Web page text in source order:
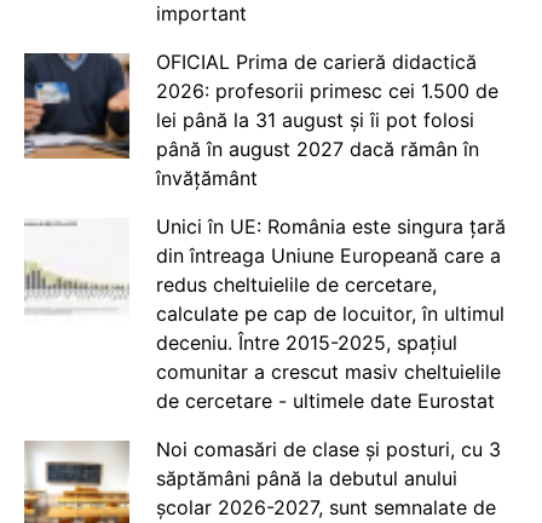
important
OFICIAL Prima de carieră didactică
2026: profesorii primesc cei 1.500 de
lei până la 31 august și îi pot folosi
până în august 2027 dacă rămân în
învățământ
Unici în UE: România este singura țară
din întreaga Uniune Europeană care a
redus cheltuielile de cercetare,
calculate pe cap de locuitor, în ultimul
deceniu. Între 2015-2025, spațiul
comunitar a crescut masiv cheltuielile
de cercetare - ultimele date Eurostat
Noi comasări de clase și posturi, cu 3
săptămâni până la debutul anului
școlar 2026-2027, sunt semnalate de